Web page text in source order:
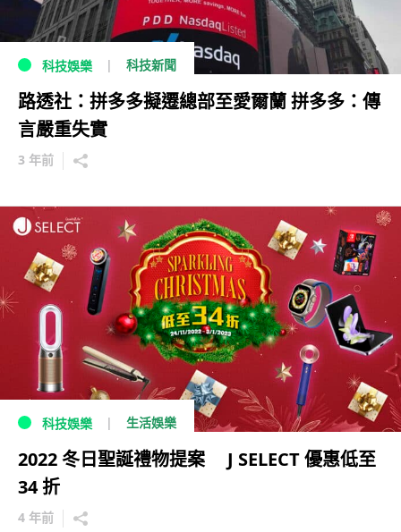
科技娛樂 科技新聞
路透社：拼多多擬遷總部至愛爾蘭 拼多多：傳
言嚴重失實
3 年前
科技娛樂 生活娛樂
2022 冬日聖誕禮物提案 J SELECT 優惠低至
34 折
4 年前